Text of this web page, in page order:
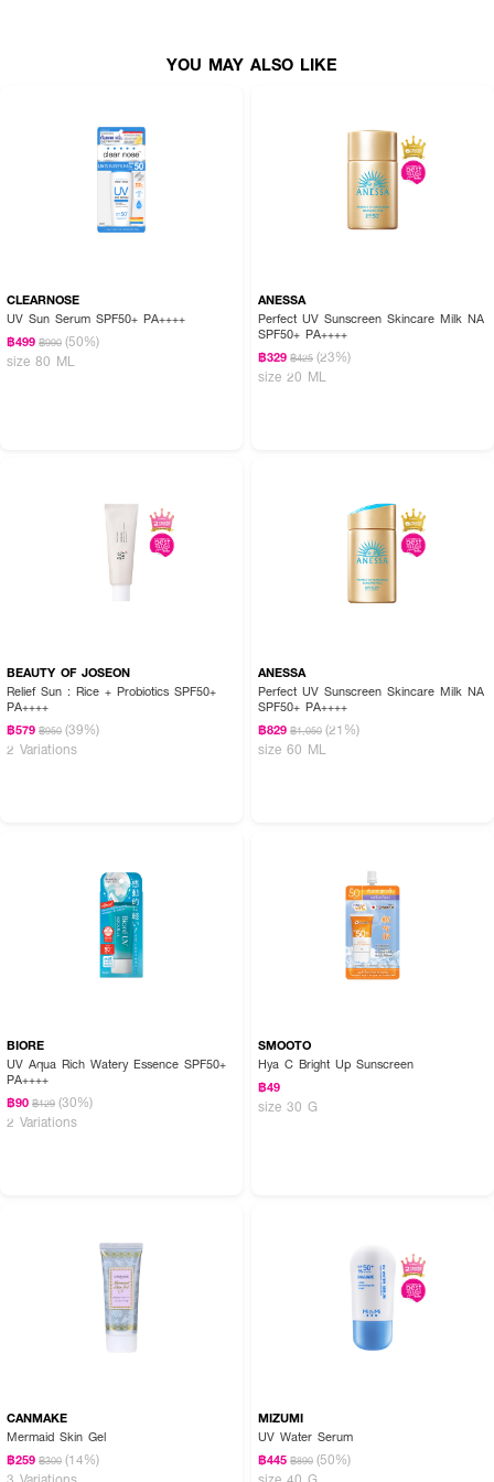
● สูตร Reef-friendly อ่อนโยนต่อผิวและเป็นมิตรต่อปะการัง
● FDA Registration no. 20-1-6800009139
● ปริมาณ - 50 กรัม
How To Use :
● เขย่าขวดก่อนใช้
✨ กันแดดเนื้อน้ำนมที่เบาสบายผิว แต่ปกป้องผิวจากแสงแดดจัดได้อย่างมั่นใจ
YOU MAY ALSO LIKE
CLEARNOSE
UV Sun Serum SPF50+ PA++++
฿499 ฿990 (50%)
size 80 ML
ANESSA
Perfect UV Sunscreen Skincare Milk NA
SPF50+ PA++++
฿329 ฿425 (23%)
size 20 ML
BEAUTY OF JOSEON
Relief Sun : Rice + Probiotics SPF50+
PA++++
฿579 ฿950 (39%)
2 Variations
ANESSA
Perfect UV Sunscreen Skincare Milk NA
SPF50+ PA++++
฿829 ฿1,050 (21%)
size 60 ML
BIORE
UV Aqua Rich Watery Essence SPF50+
PA++++
฿90 ฿129 (30%)
2 Variations
SMOOTO
Hya C Bright Up Sunscreen
฿49
size 30 G
CANMAKE
Mermaid Skin Gel
฿259 ฿300 (14%)
3 Variations
MIZUMI
UV Water Serum
฿445 ฿890 (50%)
size 40 G